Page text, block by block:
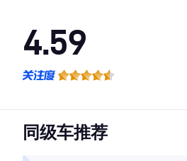
4.59
·空间表现较为优秀，优于52%同级车
同级车推荐